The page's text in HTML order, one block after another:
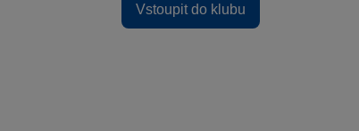
Vstoupit do klubu